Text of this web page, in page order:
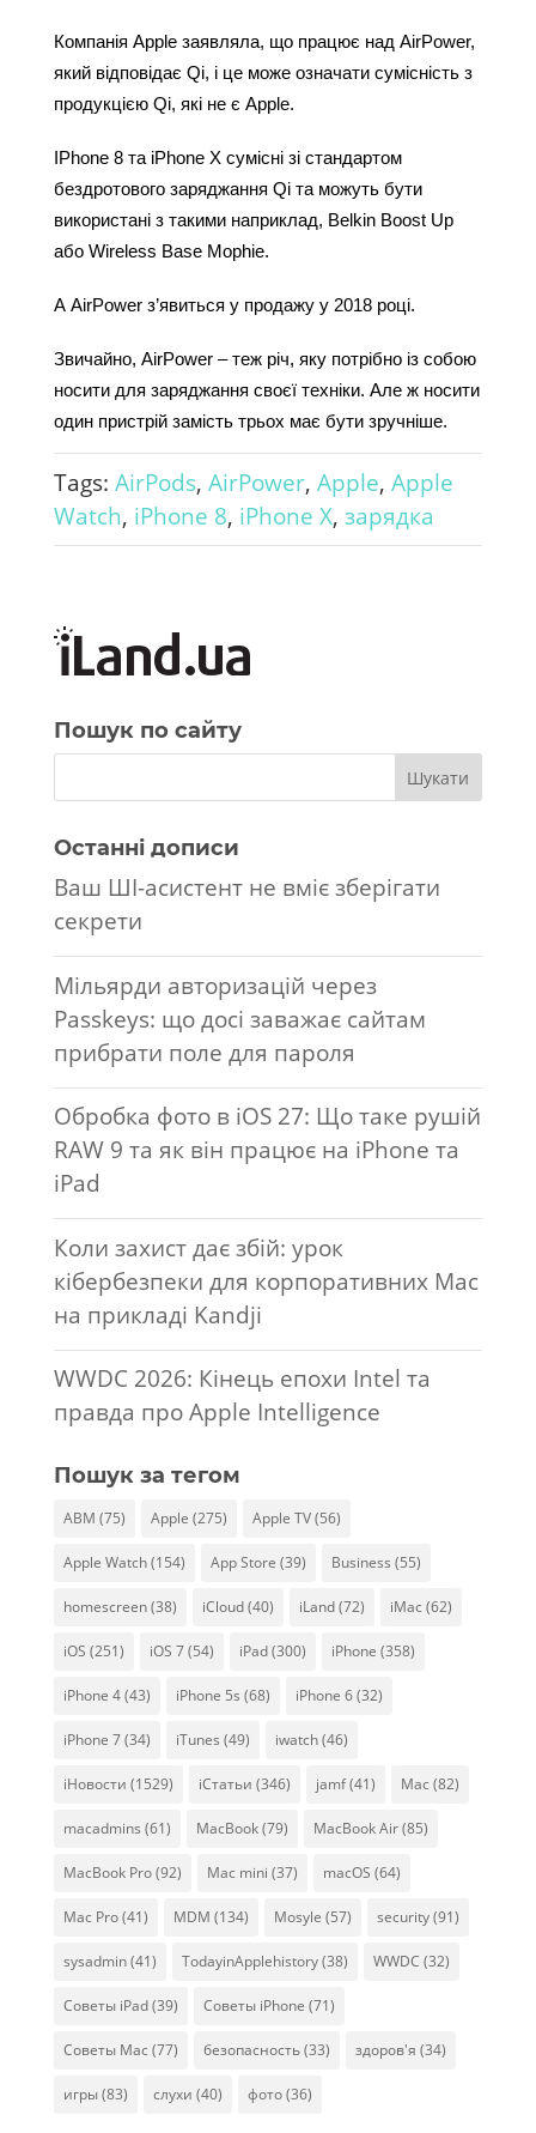
Компанія Apple заявляла, що працює над AirPower,
який відповідає Qi, і це може означати сумісність з
продукцією Qi, які не є Apple.
IPhone 8 та iPhone X сумісні зі стандартом
бездротового заряджання Qi та можуть бути
використані з такими наприклад, Belkin Boost Up
або Wireless Base Mophie.
А AirPower з’явиться у продажу у 2018 році.
Звичайно, AirPower – теж річ, яку потрібно із собою
носити для заряджання своєї техніки. Але ж носити
один пристрій замість трьох має бути зручніше.
Tags: AirPods, AirPower, Apple, Apple
Watch, iPhone 8, iPhone X, зарядка
Пошук по сайту
Останні дописи
Ваш ШІ-асистент не вміє зберігати
секрети
Мільярди авторизацій через
Passkeys: що досі заважає сайтам
прибрати поле для пароля
Обробка фото в iOS 27: Що таке рушій
RAW 9 та як він працює на iPhone та
iPad
Коли захист дає збій: урок
кібербезпеки для корпоративних Mac
на прикладі Kandji
WWDC 2026: Кінець епохи Intel та
правда про Apple Intelligence
Пошук за тегом
ABM (75) Apple (275) Apple TV(56)
Apple Watch(154) App Store (39) Business (55)
homescreen(38) iCloud(40) iLand(72) iMac (62)
iOS (251) iOS 7(54) iPad(300) iPhone (358)
iPhone 4(43) iPhone 5s (68) iPhone 6(32)
iPhone 7(34) iTunes (49) iwatch(46)
iНовости (1529) iСтатьи (346) jamf(41) Mac (82)
macadmins (61) MacBook(79) MacBook Air(85)
MacBook Pro(92) Mac mini (37) macOS (64)
Mac Pro(41) MDM (134) Mosyle (57) security(91)
sysadmin(41) TodayinApplehistory(38) WWDC (32)
Советы iPad(39) Советы iPhone (71)
Советы Mac (77) безопасность(33) здоров'я (34)
игры(83) слухи (40) фото(36)